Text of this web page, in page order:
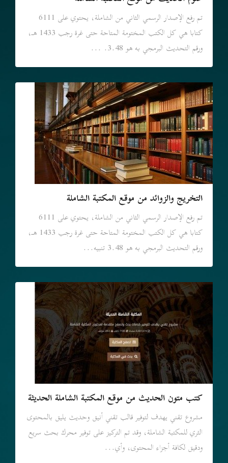
تم رفع الإصدار الرسمي الثاني من الشاملة، يحتوي على 6111
كتابا هي كل الكتب المختومة المتاحة حتى غرة رجب 1433 هـ،
ورقم التحديث البرمجي به هو 3.48. ...
التخريج والزوائد من موقع المكتبة الشاملة
تم رفع الإصدار الرسمي الثاني من الشاملة، يحتوي على 6111
كتابا هي كل الكتب المختومة المتاحة حتى غرة رجب 1433 هـ،
ورقم التحديث البرمجي به هو 3.48 تنبيه...
كتب متون الحديث من موقع المكتبة الشاملة الحديثة
مشروع تقني يهدف لتوفير قالب تقني أنيق وحديث يليق بالمحتوى
الثري للمكتبة الشاملة، وقد تم التركيز على توفير محرك بحث سريع
ودقيق لكافة أجزاء المحتوى، وأي...